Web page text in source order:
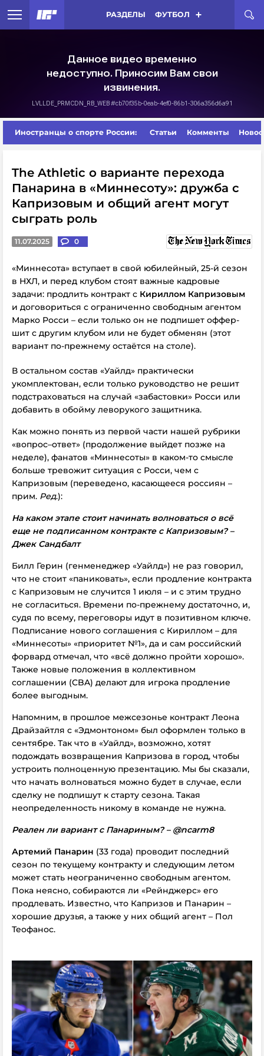
РАЗДЕЛЫ ФУТБОЛ
Иностранцы о спорте России: Статьи Комменты
The Athletic о варианте перехода
Панарина в «Миннесоту»: дружба с
Капризовым и общий агент могут
сыграть роль
11.07.2025 0
«Миннесота» вступает в свой юбилейный, 25-й сезон
в НХЛ, и перед клубом стоят важные кадровые
задачи: продлить контракт с Кириллом Капризовым
и договориться с ограниченно свободным агентом
Марко Росси – если только он не подпишет оффер-
шит с другим клубом или не будет обменян (этот
вариант по-прежнему остаётся на столе).
В остальном состав «Уайлд» практически
укомплектован, если только руководство не решит
подстраховаться на случай «забастовки» Росси или
добавить в обойму леворукого защитника.
Как можно понять из первой части нашей рубрики
«вопрос–ответ» (продолжение выйдет позже на
неделе), фанатов «Миннесоты» в каком-то смысле
больше тревожит ситуация с Росси, чем с
Капризовым (переведено, касающееся россиян –
прим. Ред.):
На каком этапе стоит начинать волноваться о всё
еще не подписанном контракте с Капризовым? –
Джек Сандбалт
Билл Герин (генменеджер «Уайлд») не раз говорил,
что не стоит «паниковать», если продление контракта
с Капризовым не случится 1 июля – и с этим трудно
не согласиться. Времени по-прежнему достаточно, и,
судя по всему, переговоры идут в позитивном ключе.
Подписание нового соглашения с Кириллом – для
«Миннесоты» «приоритет №1», да и сам российский
форвард отмечал, что «всё должно пройти хорошо».
Также новые положения в коллективном
соглашении (CBA) делают для игрока продление
более выгодным.
Напомним, в прошлое межсезонье контракт Леона
Драйзайтля с «Эдмонтоном» был оформлен только в
сентябре. Так что в «Уайлд», возможно, хотят
подождать возвращения Капризова в город, чтобы
устроить полноценную презентацию. Мы бы сказали,
что начать волноваться можно будет в случае, если
сделку не подпишут к старту сезона. Такая
неопределенность никому в команде не нужна.
Реален ли вариант с Панариным? – @ncarm8
Артемий Панарин (33 года) проводит последний
сезон по текущему контракту и следующим летом
может стать неограниченно свободным агентом.
Пока неясно, собираются ли «Рейнджерс» его
продлевать. Известно, что Капризов и Панарин –
хорошие друзья, а также у них общий агент – Пол
Теофанос.